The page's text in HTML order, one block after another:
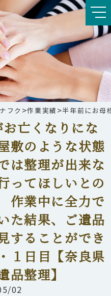
フク >作業実績 >半年前にお母
亡くなりにな
敷のような状態
は整理が出来な
ってほしいとの
業中に全力で
た結果、ご遺品
することができ
１日目【奈良県
品整理】
02